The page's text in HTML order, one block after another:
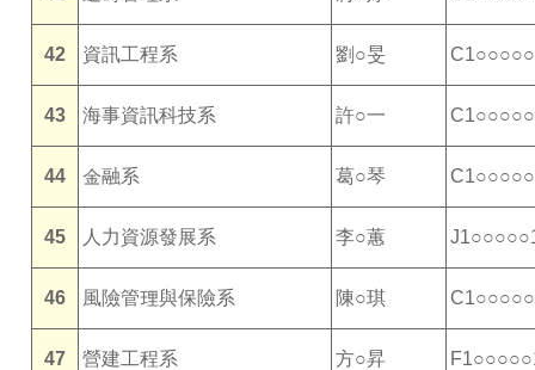
42 資訊工程系 劉○旻
43 海事資訊科技系 許○一
44 金融系 葛○琴
45 人力資源發展系 李○蕙
46 風險管理與保險系 陳○琪
47 營建工程系 方○昇